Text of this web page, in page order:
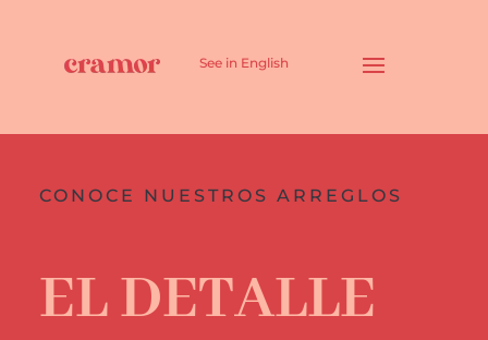
See in English
CONOCE NUESTROS ARREGLOS
EL DETALLE